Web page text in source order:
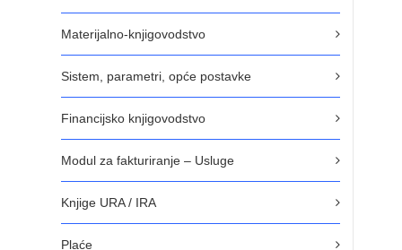
Materijalno-knjigovodstvo
Sistem, parametri, opće postavke
Financijsko knjigovodstvo
Modul za fakturiranje – Usluge
Knjige URA / IRA
Plaće